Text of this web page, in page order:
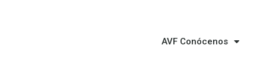
AVF Conócenos